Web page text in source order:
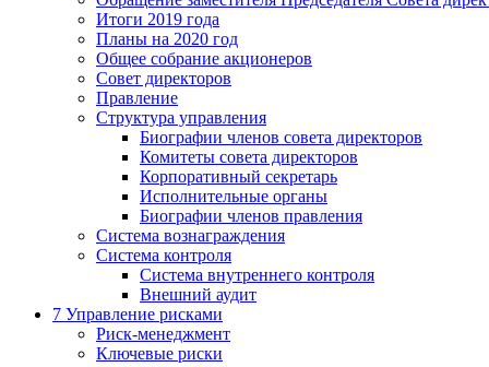
Итоги 2019 года
Планы на 2020 год
Общее собрание акционеров
Совет директоров
Правление
Структура управления
Биографии членов совета директоров
Комитеты совета директоров
Корпоративный секретарь
Исполнительные органы
Биографии членов правления
Система вознаграждения
Система контроля
Система внутреннего контроля
Внешний аудит
7 Управление рисками
Риск-менеджмент
Ключевые риски